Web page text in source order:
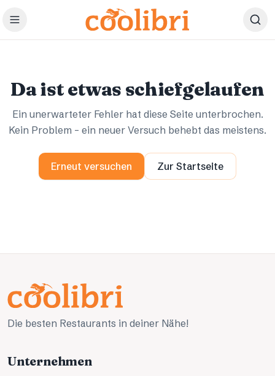
Zum Hauptinhalt springen
Da ist etwas schiefgelaufen
Ein unerwarteter Fehler hat diese Seite unterbrochen.
Kein Problem – ein neuer Versuch behebt das meistens.
Erneut versuchen Zur Startseite
Die besten Restaurants in deiner Nähe!
Unternehmen